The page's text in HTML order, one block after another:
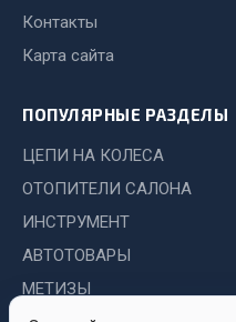
Запчасти HOWO
Тормозная система
Двигатель
Подвеска
Система питания
Система выпуска газа
Контакты
Карта сайта
ПОПУЛЯРНЫЕ РАЗДЕЛЫ
ЦЕПИ НА КОЛЕСА
ОТОПИТЕЛИ САЛОНА
ИНСТРУМЕНТ
АВТОТОВАРЫ
МЕТИЗЫ